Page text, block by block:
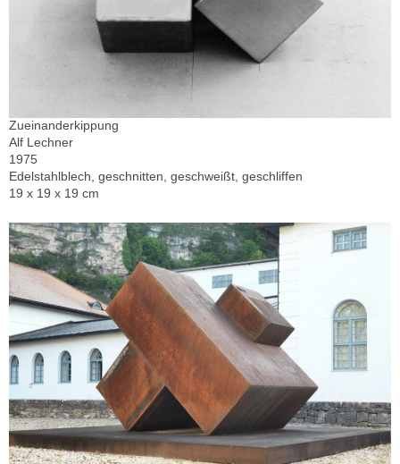
Zueinanderkippung
Alf Lechner
1975
Edelstahlblech, geschnitten, geschweißt, geschliffen
19 x 19 x 19 cm